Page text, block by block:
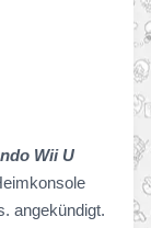
Wii U
angekündigt.